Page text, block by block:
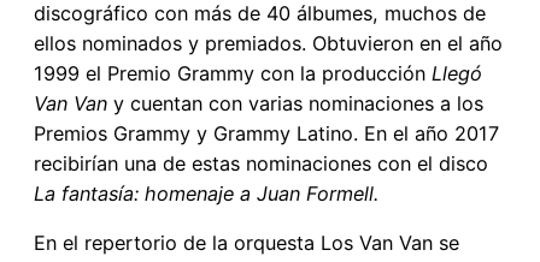
discográfico con más de 40 álbumes, muchos de
ellos nominados y premiados. Obtuvieron en el año
1999 el Premio Grammy con la producción Llegó
Van Van y cuentan con varias nominaciones a los
Premios Grammy y Grammy Latino. En el año 2017
recibirían una de estas nominaciones con el disco
La fantasía: homenaje a Juan Formell.
En el repertorio de la orquesta Los Van Van se